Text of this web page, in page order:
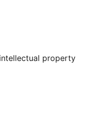
account
property